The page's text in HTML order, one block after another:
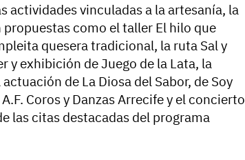
actividades vinculadas a la artesanía, la
como el taller El hilo que
quesera tradicional, la ruta Sal y
y exhibición de Juego de la Lata, la
de La Diosa del Sabor, de Soy
Coros y Danzas Arrecife y el concierto
las citas destacadas del programa